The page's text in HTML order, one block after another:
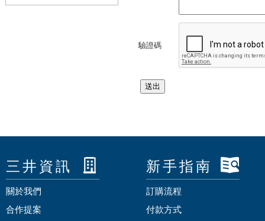
驗證碼
三井資訊
關於我們
合作提案
新手指南
訂購流程
付款方式